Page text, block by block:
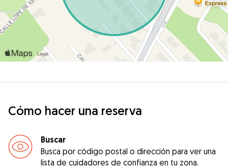
Cómo hacer una reserva
Buscar
Busca por código postal o dirección para ver una
lista de cuidadores de confianza en tu zona.